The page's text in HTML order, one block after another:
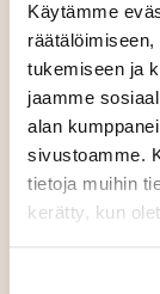
Käytämme
tukemiseen ja
jaamme
alan
sivustoamme.
tietoja muihin
kerätty, kun
Voimassa
Godies